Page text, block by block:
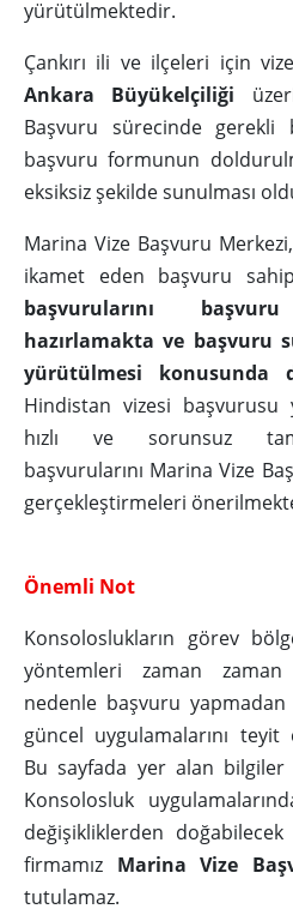
yürütülmektedir.
Çankırı ili ve ilçeleri için
Ankara Büyükelçiliği
Başvuru sürecinde gerekli
başvuru formunun
eksiksiz şekilde sunulması
Marina Vize Başvuru
ikamet eden başvuru
başvurularını
hazırlamakta ve başvuru
yürütülmesi konusunda
Hindistan vizesi başvurusu
hızlı ve sorunsuz
başvurularını Marina Vize
gerçekleştirmeleri
Önemli Not
Konsoloslukların görev
yöntemleri zaman zaman
nedenle başvuru
güncel uygulamalarını
Bu sayfada yer alan bilgiler
Konsolosluk
değişikliklerden
firmamız Marina Vize
tutulamaz.